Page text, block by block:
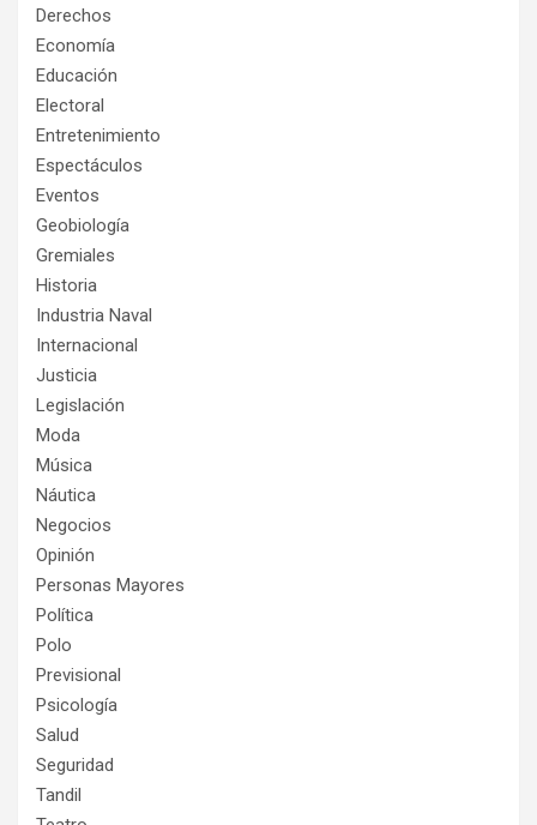
Derechos
Economía
Educación
Electoral
Entretenimiento
Espectáculos
Eventos
Geobiología
Gremiales
Historia
Industria Naval
Internacional
Justicia
Legislación
Moda
Música
Náutica
Negocios
Opinión
Personas Mayores
Política
Polo
Previsional
Psicología
Salud
Seguridad
Tandil